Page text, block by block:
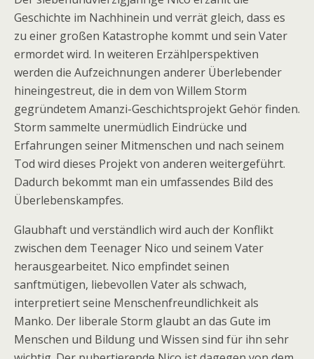
Geschichte im Nachhinein und verrät gleich, dass es
zu einer großen Katastrophe kommt und sein Vater
ermordet wird. In weiteren Erzählperspektiven
werden die Aufzeichnungen anderer Überlebender
hineingestreut, die in dem von Willem Storm
gegründetem Amanzi-Geschichtsprojekt Gehör finden.
Storm sammelte unermüdlich Eindrücke und
Erfahrungen seiner Mitmenschen und nach seinem
Tod wird dieses Projekt von anderen weitergeführt.
Dadurch bekommt man ein umfassendes Bild des
Überlebenskampfes.
Glaubhaft und verständlich wird auch der Konflikt
zwischen dem Teenager Nico und seinem Vater
herausgearbeitet. Nico empfindet seinen
sanftmütigen, liebevollen Vater als schwach,
interpretiert seine Menschenfreundlichkeit als
Manko. Der liberale Storm glaubt an das Gute im
Menschen und Bildung und Wissen sind für ihn sehr